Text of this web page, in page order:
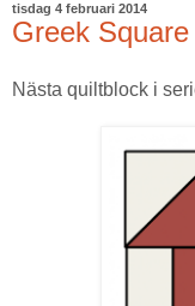
tisdag 4 februari 2014
Greek
Nästa quiltblock i